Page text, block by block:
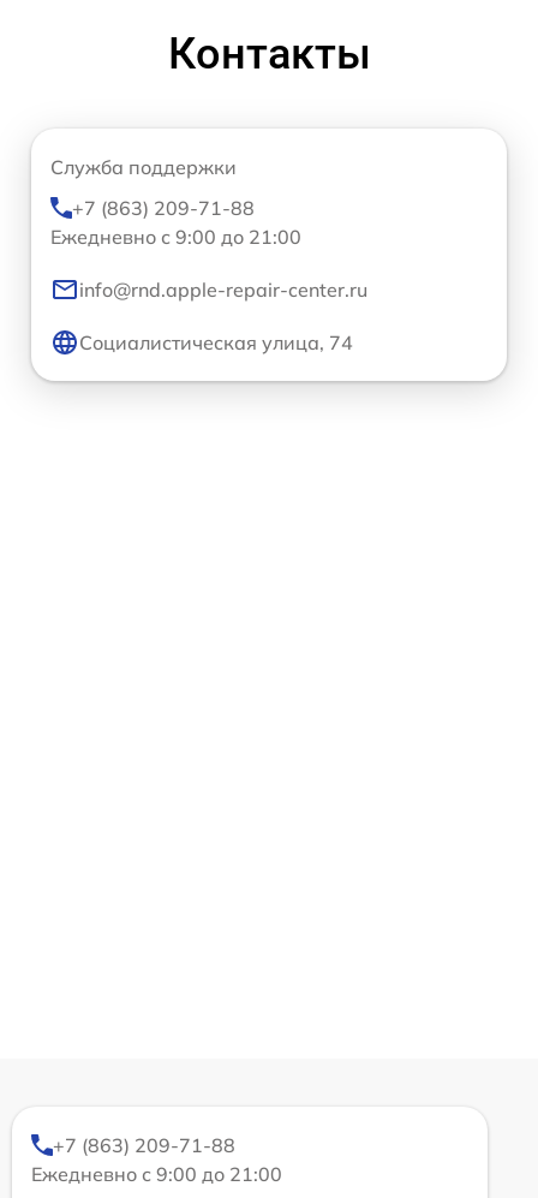
Контакты
Служба поддержки
+7 (863) 209-71-88
Ежедневно с 9:00 до 21:00
info@rnd.apple-repair-center.ru
Социалистическая улица, 74
+7 (863) 209-71-88
Ежедневно с 9:00 до 21:00